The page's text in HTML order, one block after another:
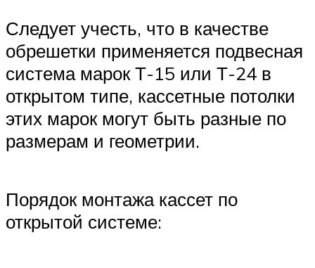
Следует учесть, что в качестве
обрешетки применяется подвесная
система марок Т-15 или Т-24 в
открытом типе, кассетные потолки
этих марок могут быть разные по
размерам и геометрии.
Порядок монтажа кассет по
открытой системе: